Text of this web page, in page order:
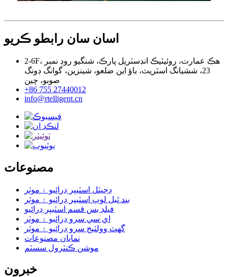
اسان سان رابطو ڪريو
2-6F، هڪ عمارت، روئيٽيڪ انڊسٽريل پارڪ، شنگيو روڊ نمبر
23، ششيانگ اسٽريٽ، باؤ اين ضلعو، شينزين، گوانگ ڊونگ
صوبو، چين
+86 755 27440012
info@rtelligent.cn
مصنوعات
ڊجيٽل اسٽيپر ڊرائيو ۽ موٽر
بند ٿيل لوپ اسٽيپر ڊرائيو ۽ موٽر
فيلڊ بس قسم اسٽيپر ڊرائيو
اي سي سرو ڊرائيو ۽ موٽر
گھٽ وولٽيج سرو ڊرائيو ۽ موٽر
نمايان مصنوعات
موشن ڪنٽرول سسٽم
خبرون